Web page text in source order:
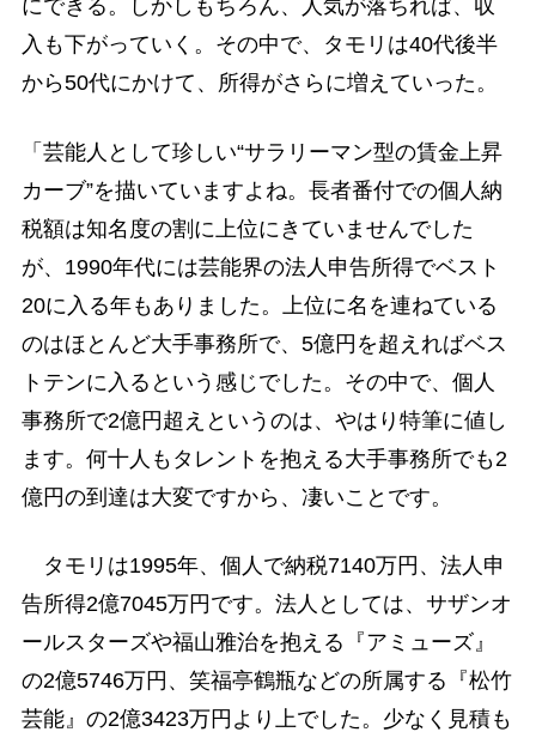
にできる。しかしもちろん、人気が落ちれば、収
入も下がっていく。その中で、タモリは40代後半
から50代にかけて、所得がさらに増えていった。
「芸能人として珍しい“サラリーマン型の賃金上昇
カーブ”を描いていますよね。長者番付での個人納
税額は知名度の割に上位にきていませんでした
が、1990年代には芸能界の法人申告所得でベスト
20に入る年もありました。上位に名を連ねている
のはほとんど大手事務所で、5億円を超えればベス
トテンに入るという感じでした。その中で、個人
事務所で2億円超えというのは、やはり特筆に値し
ます。何十人もタレントを抱える大手事務所でも2
億円の到達は大変ですから、凄いことです。
タモリは1995年、個人で納税7140万円、法人申
告所得2億7045万円です。法人としては、サザンオ
ールスターズや福山雅治を抱える『アミューズ』
の2億5746万円、笑福亭鶴瓶などの所属する『松竹
芸能』の2億3423万円より上でした。少なく見積も